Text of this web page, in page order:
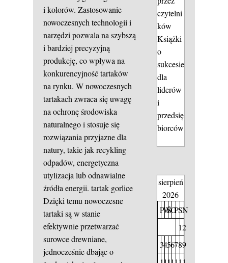
i kolorów. Zastosowanie
nowoczesnych technologii i
narzędzi pozwala na szybszą
i bardziej precyzyjną
produkcję, co wpływa na
konkurencyjność tartaków
na rynku. W nowoczesnych
tartakach zwraca się uwagę
na ochronę środowiska
naturalnego i stosuje się
rozwiązania przyjazne dla
natury, takie jak recykling
odpadów, energetyczna
utylizacja lub odnawialne
źródła energii. tartak gorlice
Dzięki temu nowoczesne
tartaki są w stanie
efektywnie przetwarzać
surowce drewniane,
jednocześnie dbając o
czytelni
ków
Książki
o
sukcesie
dla
liderów
i
przedsię
biorców
sierpień
2026
PW
ŚCPSN
12
3456789